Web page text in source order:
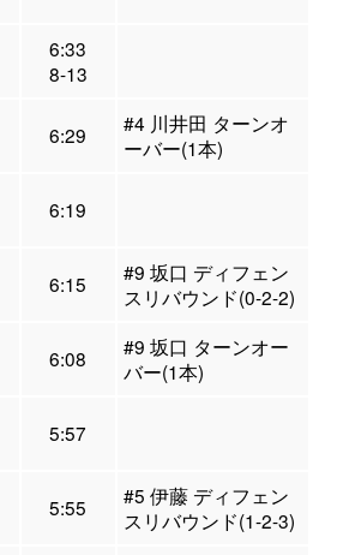
6:33
8-13
6:29
#4 川井田 ターンオ
ーバー(1本)
6:19
6:15
#9 坂口 ディフェン
スリバウンド(0-2-2)
6:08
#9 坂口 ターンオー
バー(1本)
5:57
5:55
#5 伊藤 ディフェン
スリバウンド(1-2-3)